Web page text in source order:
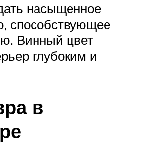
насыщенное
способствующее
Винный цвет
глубоким и
в